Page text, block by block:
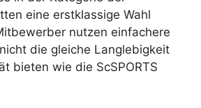
eine erstklassige Wahl
nutzen einfachere
die gleiche Langlebigkeit
bieten wie die ScSPORTS